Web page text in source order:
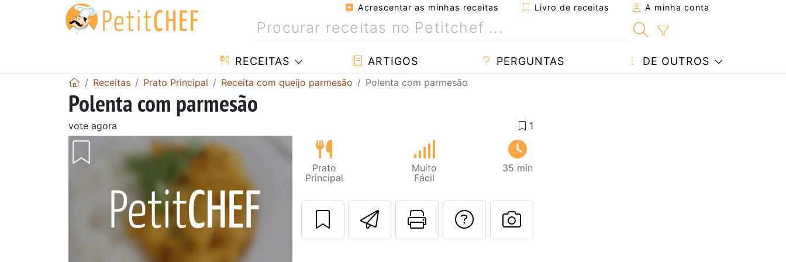
Acrescentar as minhas receitas Livro de receitas A minha conta
RECEITAS ARTIGOS PERGUNTAS DE OUTROS
Receitas Prato Principal Receita com queijo parmesão Polenta com parmesão
Polenta com parmesão
vote agora
Prato
Principal
Muito
Fácil
35 min
Enviar esta receita a um amigo
Imprima esta página
Falar com o autor da receita
Fez esta receita? Compartilhe